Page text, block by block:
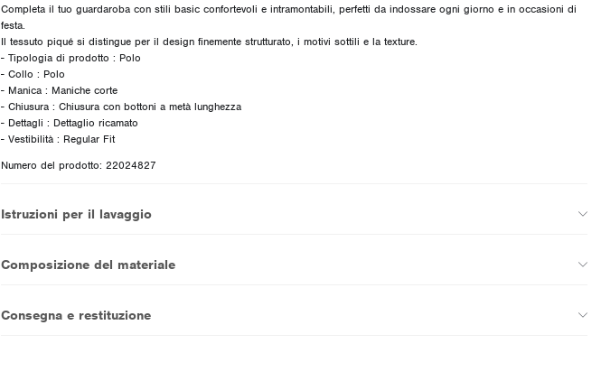
Completa il tuo guardaroba con stili basic confortevoli e intramontabili, perfetti da indossare ogni giorno e in occasioni di
festa.
Il tessuto piqué si distingue per il design finemente strutturato, i motivi sottili e la texture.
- Tipologia di prodotto : Polo
- Collo : Polo
- Manica : Maniche corte
- Chiusura : Chiusura con bottoni a metà lunghezza
- Dettagli : Dettaglio ricamato
- Vestibilità : Regular Fit
Numero del prodotto: 22024827
Istruzioni per il lavaggio
Composizione del materiale
Consegna e restituzione